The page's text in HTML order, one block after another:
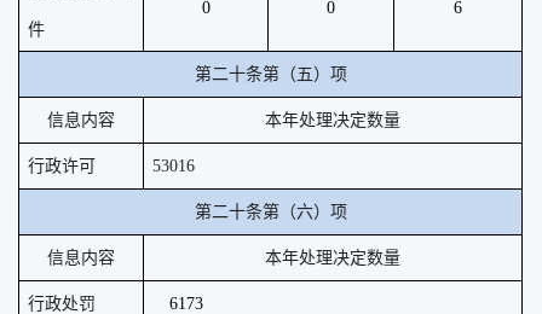
件
0 0 6
第二十条第（五）项
信息内容 本年处理决定数量
行政许可 53016
第二十条第（六）项
信息内容 本年处理决定数量
行政处罚 6173